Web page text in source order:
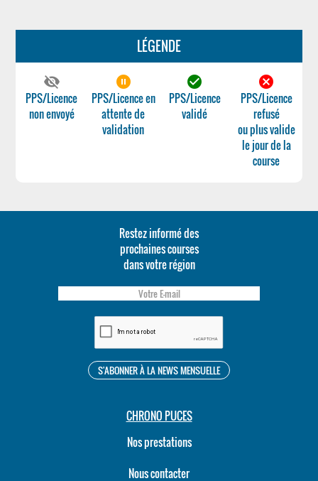
LÉGENDE
visibility_off
PPS/Licence
non envoyé
pause_circle_filled
PPS/Licence en
attente de
validation
check_circle
PPS/Licence
validé
cancel
PPS/Licence
refusé
ou plus valide
le jour de la
course
Restez informé des
prochaines courses
dans votre région
CHRONO PUCES
Nos prestations
Nous contacter